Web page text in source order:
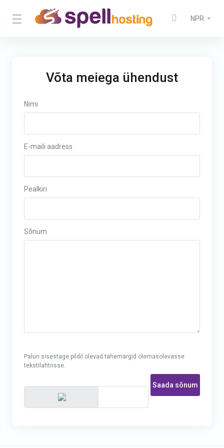
NPR
Võta meiega ühendust
Nimi
E-maili aadress
Pealkiri
Sõnum
Palun sisestage pildil olevad tähemärgid olemasolevasse
tekstilahtrisse.
Saada sõnum